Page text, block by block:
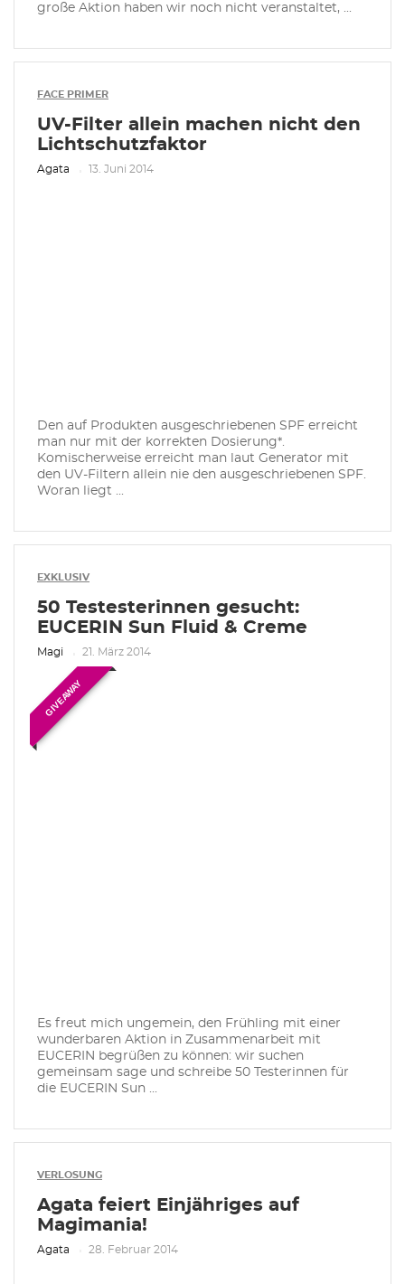
große Aktion haben wir noch nicht veranstaltet, ...
FACE PRIMER
UV-Filter allein machen nicht den
Lichtschutzfaktor
Agata 13. Juni 2014
Den auf Produkten ausgeschriebenen SPF erreicht
man nur mit der korrekten Dosierung*.
Komischerweise erreicht man laut Generator mit
den UV-Filtern allein nie den ausgeschriebenen SPF.
Woran liegt ...
EXKLUSIV
50 Testesterinnen gesucht:
EUCERIN Sun Fluid & Creme
Magi 21. März 2014
GIVEAWAY
Es freut mich ungemein, den Frühling mit einer
wunderbaren Aktion in Zusammenarbeit mit
EUCERIN begrüßen zu können: wir suchen
gemeinsam sage und schreibe 50 Testerinnen für
die EUCERIN Sun ...
VERLOSUNG
Agata feiert Einjähriges auf
Magimania!
Agata 28. Februar 2014